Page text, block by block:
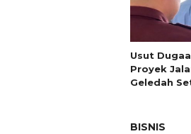
Usut
Proyek
Geledah
BISNIS